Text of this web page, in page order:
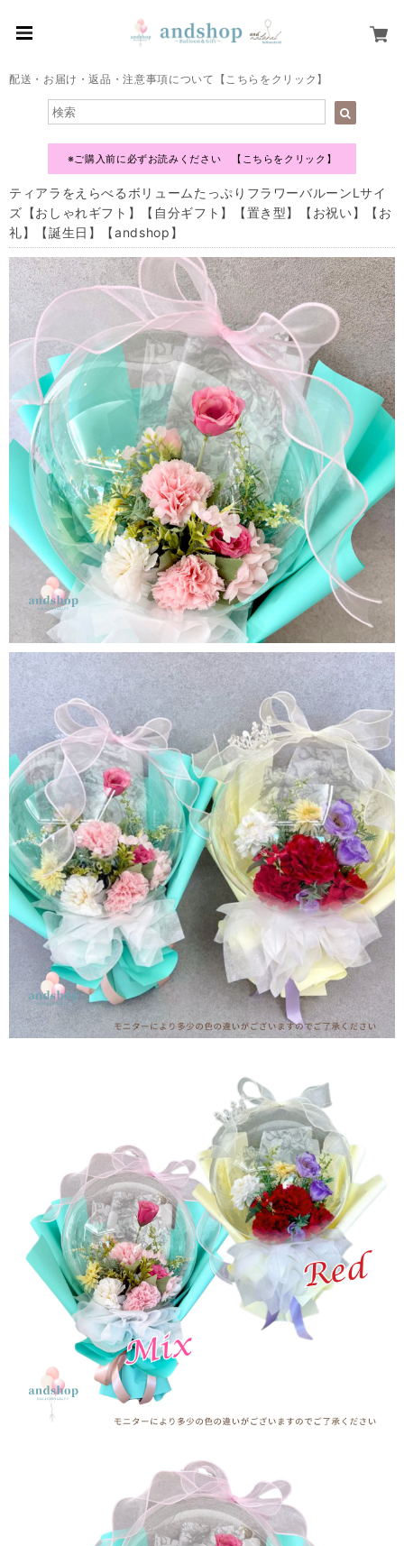
配送・お届け・返品・注意事項について【こちらをクリック】
※ご購入前に必ずお読みください 【こちらをクリック】
ティアラをえらべるボリュームたっぷりフラワーバルーンLサイ
ズ【おしゃれギフト】【自分ギフト】【置き型】【お祝い】【お
礼】【誕生日】【andshop】